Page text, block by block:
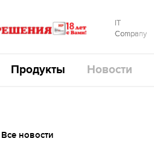
IT
Company
Продукты Новости
Все новости